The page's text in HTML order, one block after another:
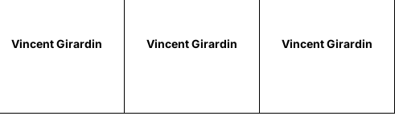
Vincent Girardin Vincent Girardin Vincent Girardin